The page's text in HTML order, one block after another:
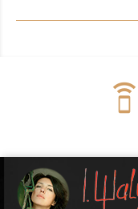
speaker_phone